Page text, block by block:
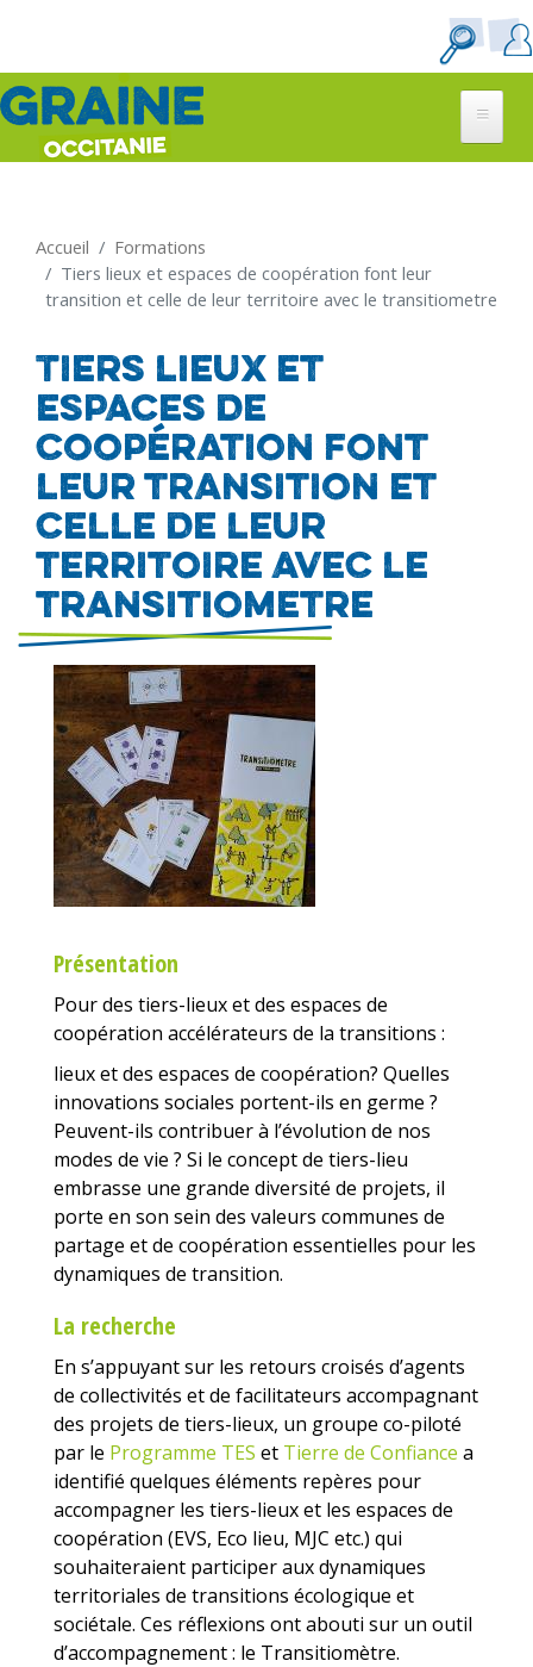
contenu
Accueil
Formations
Tiers lieux et espaces de coopération font leur
transition et celle de leur territoire avec le transitiometre
Tiers lieux et
espaces de
coopération font
leur transition et
celle de leur
territoire avec le
transitiometre
Image
Présentation
Pour des tiers-lieux et des espaces de
coopération accélérateurs de la transitions :
lieuxet des espaces de coopération? Quelles
innovations sociales portent-ils en germe ?
Peuvent-ils contribuer à l’évolution de nos
modes de vie ? Si le concept de tiers-lieu
embrasse une grande diversité de projets, il
porte en son sein des valeurs communes de
partage et de coopération essentielles pour les
dynamiques de transition.
La recherche
En s’appuyant sur les retours croisés d’agents
de collectivités et de facilitateurs accompagnant
des projets de tiers-lieux, un groupe co-piloté
par le Programme TES et Tierre de Confiance a
identifié quelques éléments repères pour
accompagner les tiers-lieux et les espaces de
coopération (EVS, Eco lieu, MJC etc.) qui
souhaiteraient participer aux dynamiques
territoriales de transitions écologique et
sociétale. Ces réflexions ont abouti sur un outil
d’accompagnement : le Transitiomètre.